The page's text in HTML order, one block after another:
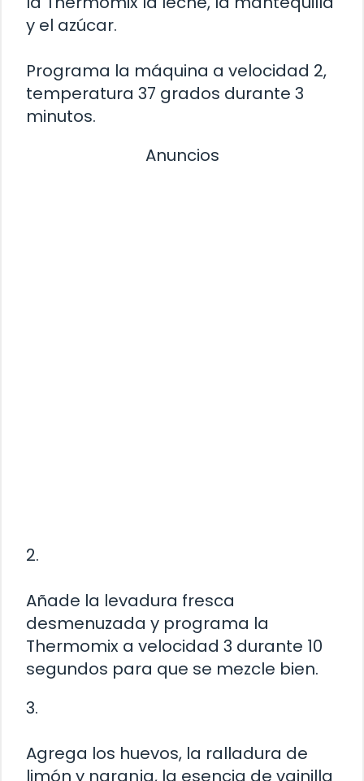
y el azúcar.
Programa la máquina a velocidad 2,
temperatura 37 grados durante 3
minutos.
Anuncios
2.
Añade la levadura fresca
desmenuzada y programa la
Thermomix a velocidad 3 durante 10
segundos para que se mezcle bien.
3.
Agrega los huevos, la ralladura de
limón y naranja, la esencia de vainilla